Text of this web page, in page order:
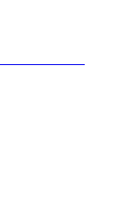
600 544 445